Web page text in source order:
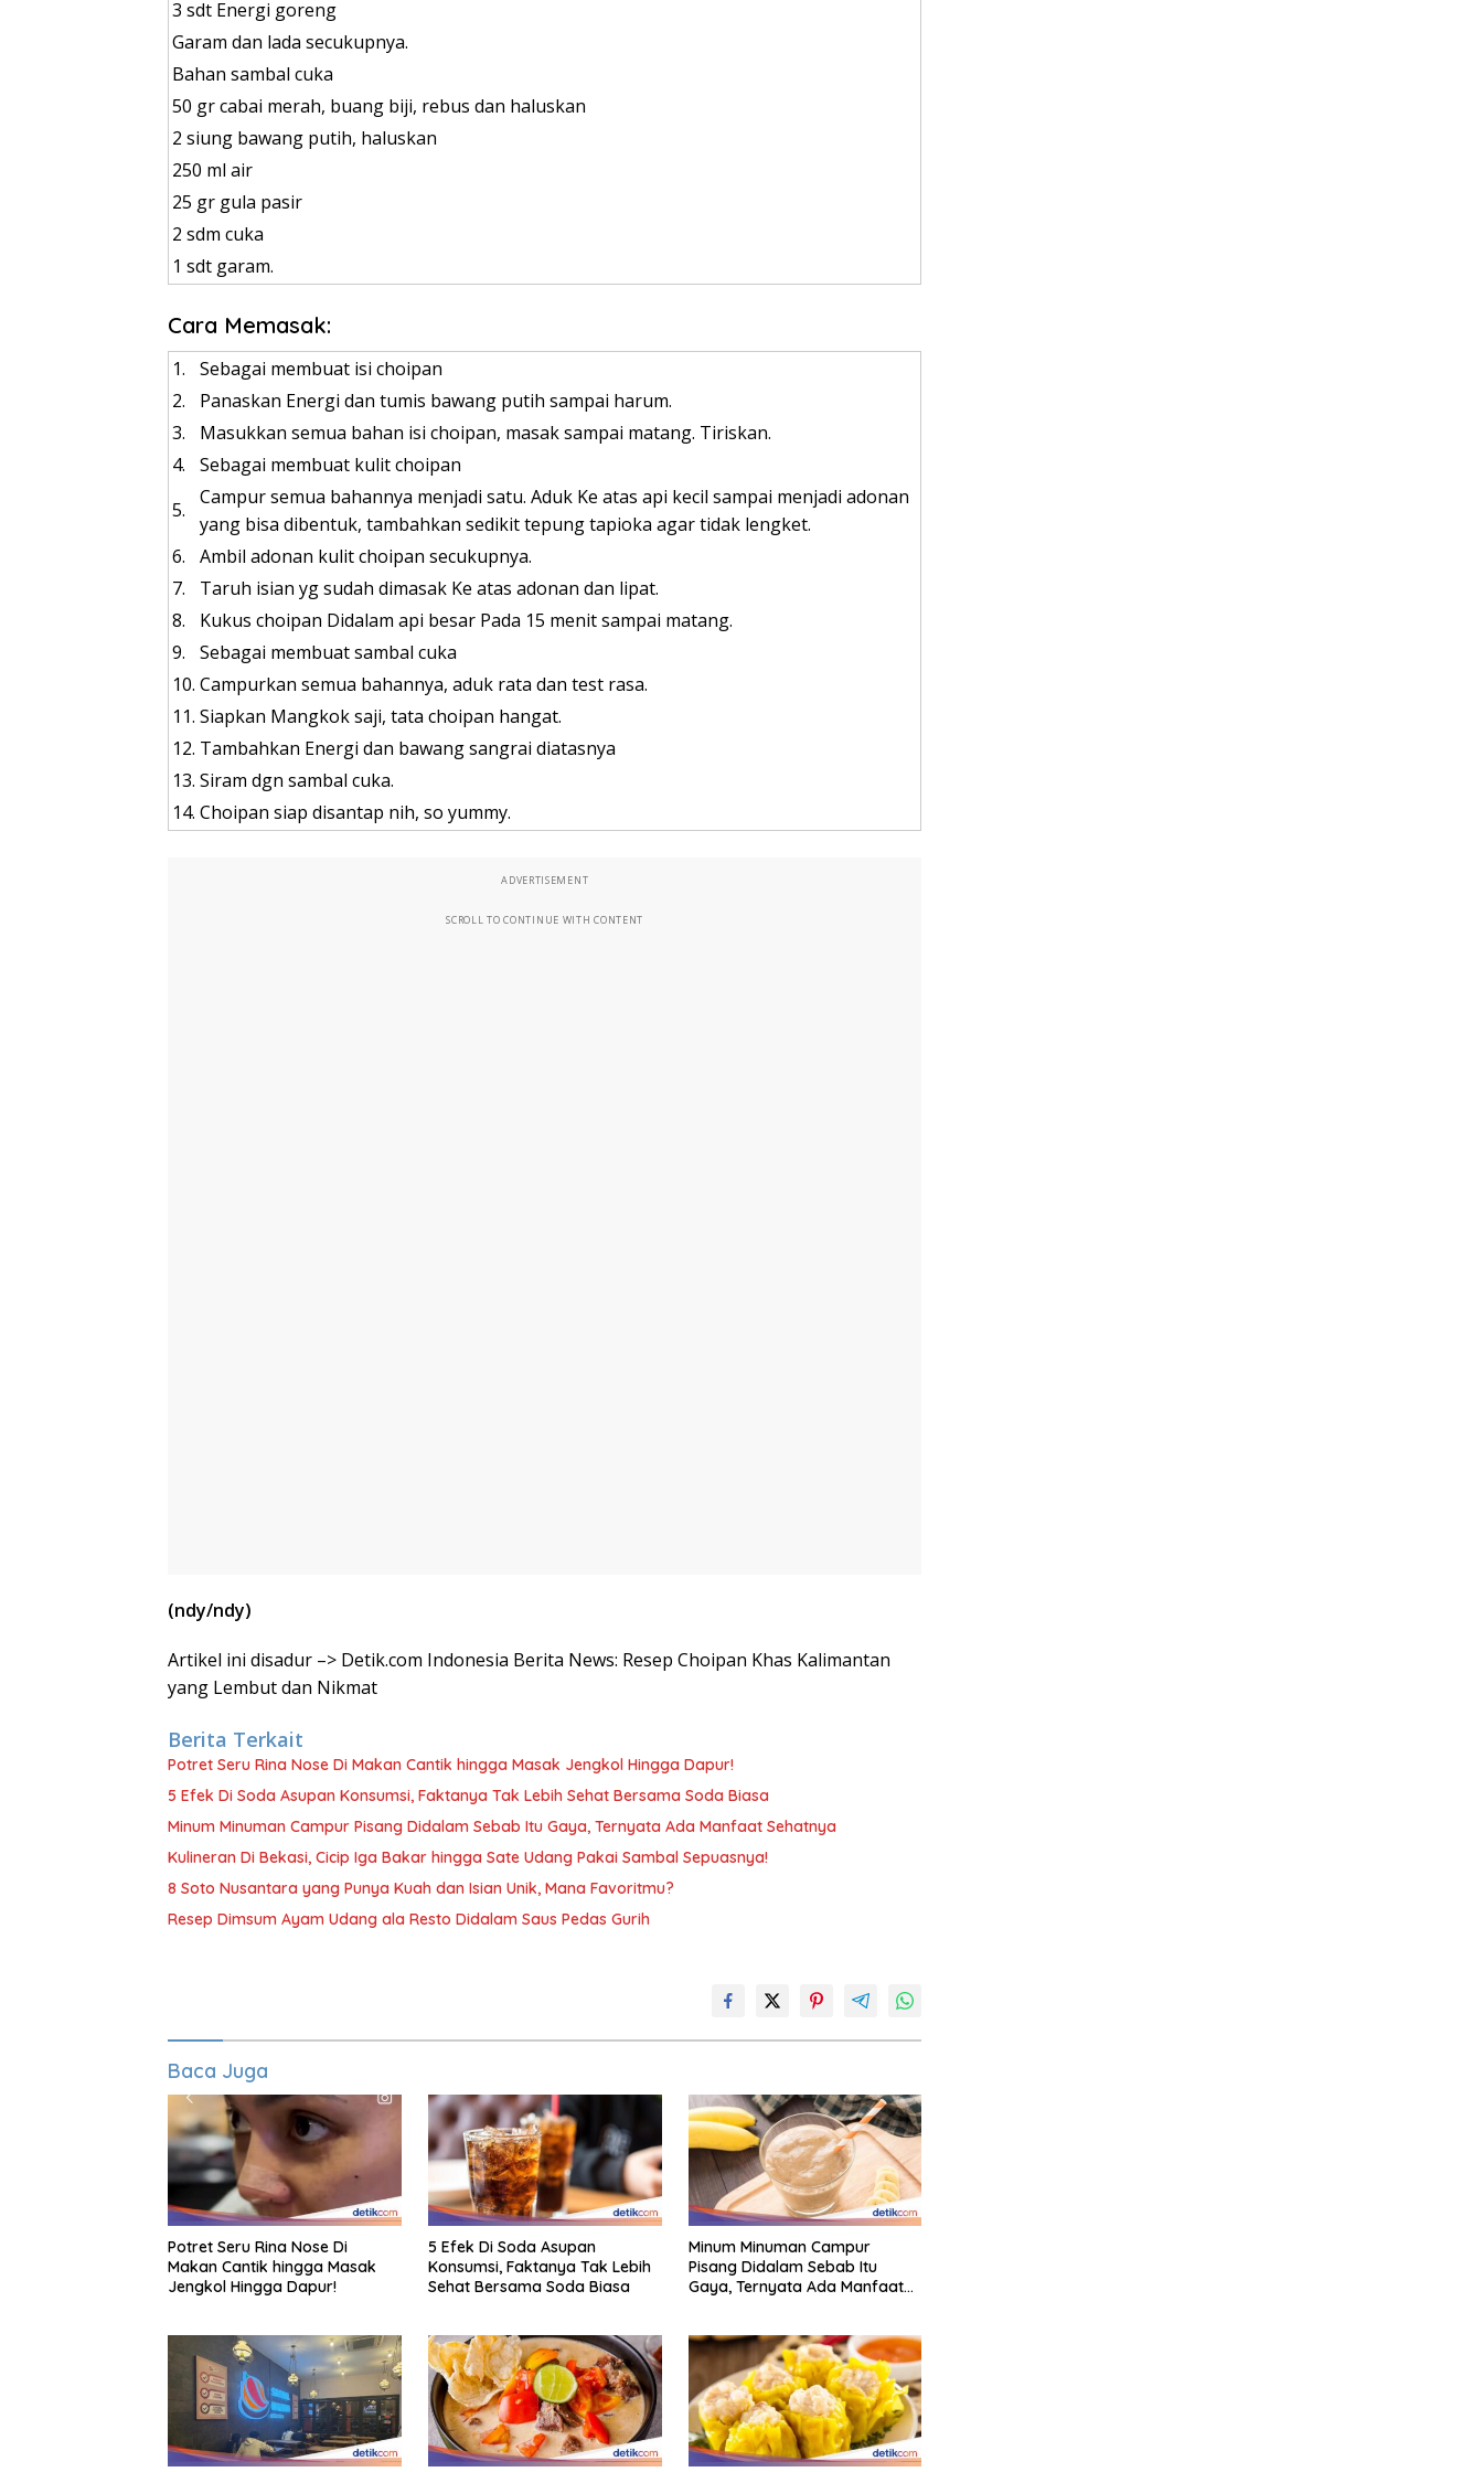
3 sdt Energi goreng
Garam dan lada secukupnya.
Bahan sambal cuka
50 gr cabai merah, buang biji, rebus dan haluskan
2 siung bawang putih, haluskan
250 ml air
25 gr gula pasir
2 sdm cuka
1 sdt garam.
Cara Memasak:
1.
Sebagai membuat isi choipan
2.
Panaskan Energi dan tumis bawang putih sampai harum.
3.
Masukkan semua bahan isi choipan, masak sampai matang. Tiriskan.
4.
Sebagai membuat kulit choipan
5.
Campur semua bahannya menjadi satu. Aduk Ke atas api kecil sampai menjadi adonan
yang bisa dibentuk, tambahkan sedikit tepung tapioka agar tidak lengket.
6.
Ambil adonan kulit choipan secukupnya.
7.
Taruh isian yg sudah dimasak Ke atas adonan dan lipat.
8.
Kukus choipan Didalam api besar Pada 15 menit sampai matang.
9.
Sebagai membuat sambal cuka
10. Campurkan semua bahannya, aduk rata dan test rasa.
11. Siapkan Mangkok saji, tata choipan hangat.
12. Tambahkan Energi dan bawang sangrai diatasnya
13. Siram dgn sambal cuka.
14. Choipan siap disantap nih, so yummy.
ADVERTISEMENT
SCROLL TO CONTINUE WITH CONTENT
(ndy/ndy)
Artikel ini disadur –> Detik.com Indonesia Berita News: Resep Choipan Khas Kalimantan
yang Lembut dan Nikmat
Berita Terkait
Potret Seru Rina Nose Di Makan Cantik hingga Masak Jengkol Hingga Dapur!
5 Efek Di Soda Asupan Konsumsi, Faktanya Tak Lebih Sehat Bersama Soda Biasa
Minum Minuman Campur Pisang Didalam Sebab Itu Gaya, Ternyata Ada Manfaat Sehatnya
Kulineran Di Bekasi, Cicip Iga Bakar hingga Sate Udang Pakai Sambal Sepuasnya!
8 Soto Nusantara yang Punya Kuah dan Isian Unik, Mana Favoritmu?
Resep Dimsum Ayam Udang ala Resto Didalam Saus Pedas Gurih
Baca Juga
Potret Seru Rina Nose Di
Makan Cantik hingga Masak
Jengkol Hingga Dapur!
5 Efek Di Soda Asupan
Konsumsi, Faktanya Tak Lebih
Sehat Bersama Soda Biasa
Minum Minuman Campur
Pisang Didalam Sebab Itu
Gaya, Ternyata Ada Manfaat